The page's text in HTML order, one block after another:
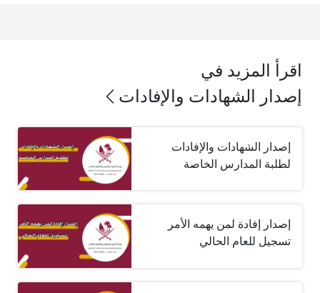
اقرأ المزيد في
إصدار الشهادات والإفادات
إصدار الشهادات والإفادات
لطلبة المدارس الخاصة
إصدار إفادة لمن يهمه الأمر
تسجيل للعام الحالي